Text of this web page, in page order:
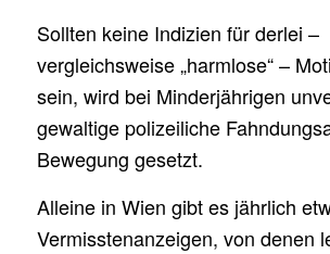
Sollten keine Indizien für derlei –
vergleichsweise „harmlose“ –
sein, wird bei Minderjährigen
gewaltige polizeiliche
Bewegung gesetzt.
Alleine in Wien gibt es jährlich
Vermisstenanzeigen, von denen